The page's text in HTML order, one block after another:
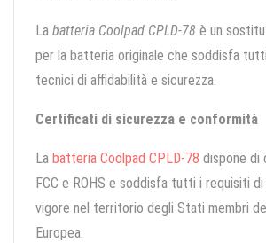
La batteria Coolpad CPLD-78 è un
per la batteria originale che soddisfa
tecnici di affidabilità e sicurezza.
Certificati di sicurezza e conformità
La batteria Coolpad CPLD-78 dispone di
FCC e ROHS e soddisfa tutti i requisiti
vigore nel territorio degli Stati membri
Europea.